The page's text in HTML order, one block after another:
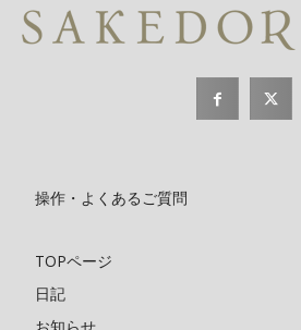
操作・よくあるご質問
TOPページ
日記